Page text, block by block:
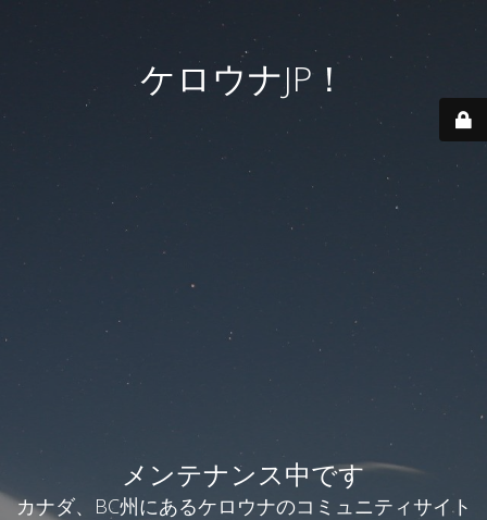
ケロウナJP！
メンテナンス中です
カナダ、BC州にあるケロウナのコミュニティサイト